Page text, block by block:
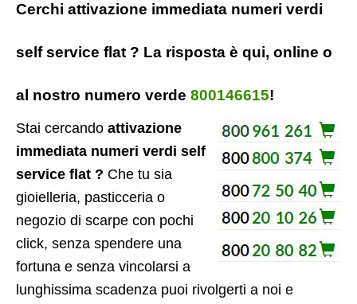
Cerchi attivazione immediata numeri verdi
self service flat ? La risposta è qui, online o
al nostro numero verde 800146615!
Stai cercando attivazione
immediata numeri verdi self
service flat ? Che tu sia
gioielleria, pasticceria o
negozio di scarpe con pochi
click, senza spendere una
fortuna e senza vincolarsi a
lunghissima scadenza puoi rivolgerti a noi e